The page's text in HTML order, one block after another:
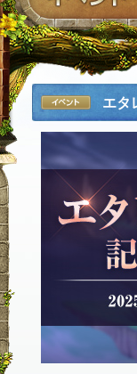
公式サイトにログイン
外部サービスIDでログ
最新情報
イベント
エタ